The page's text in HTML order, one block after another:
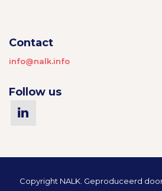
Contact
info@nalk.info
Follow us
Copyright NALK. Geproduceerd